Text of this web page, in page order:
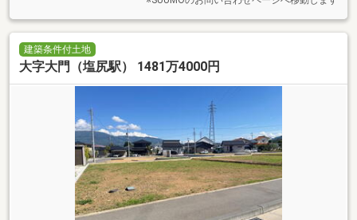
建築条件付土地
大字大門（塩尻駅） 1481万4000円